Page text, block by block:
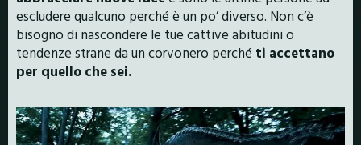
escludere qualcuno perché è un po’ diverso. Non c’è
bisogno di nascondere le tue cattive abitudini o
tendenze strane da un corvonero perché ti accettano
per quello che sei.